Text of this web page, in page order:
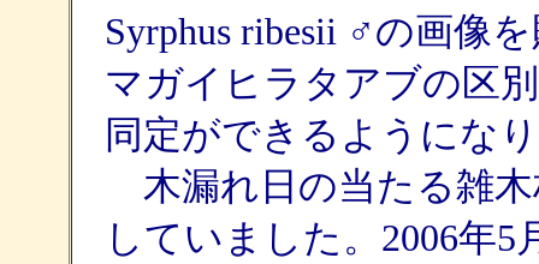
Syrphus ribesii ♂の画像
マガイヒラタアブの区
同定ができるようにな
木漏れ日の当たる雑
していました。2006年5